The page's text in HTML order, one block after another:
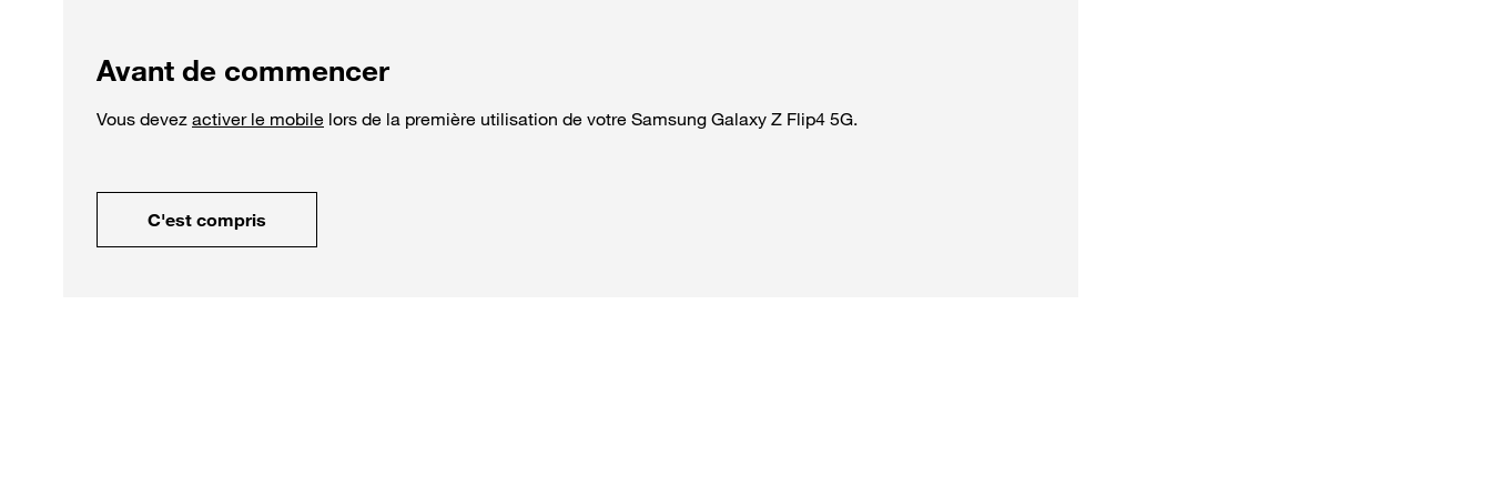
Avant de commencer
Vous devez activer le mobile lors de la première utilisation de votre Samsung Galaxy Z Flip4 5G.
C'est compris